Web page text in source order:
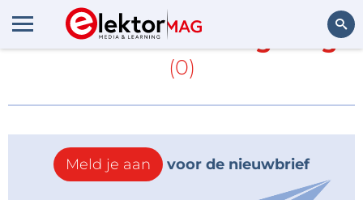
Meer overBoarding Ring
(0)
Meld je aan voor de nieuwbrief